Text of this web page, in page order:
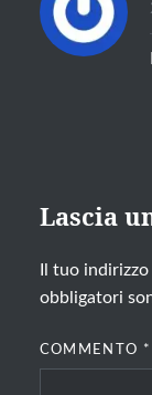
Lascia
Il tuo
obbligatori
COMMENTO *